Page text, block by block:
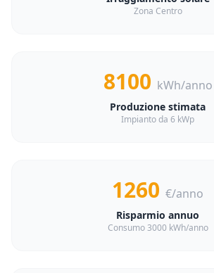
Zona Centro
8100 kWh/anno
Produzione stimata
Impianto da 6 kWp
1260 €/anno
Risparmio annuo
Consumo 3000 kWh/anno